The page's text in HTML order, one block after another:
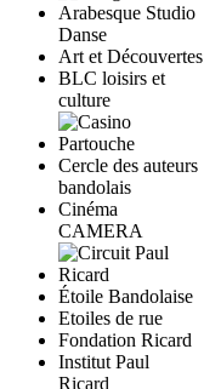
Arabesque Studio
Danse
Art et Découvertes
BLC loisirs et
culture
Cercle des auteurs
bandolais
Cinéma
CAMERA
Étoile Bandolaise
Etoiles de rue
Fondation Ricard
Institut Paul
Ricard